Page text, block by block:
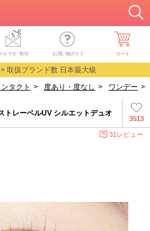
ルマガ・割引 お買い物ガイド カート
取扱ブランド数 日本最大級
タクト > 度あり・度なし > ワンデー >
3513
トレーベルUV シルエットデュオ
31レビュー